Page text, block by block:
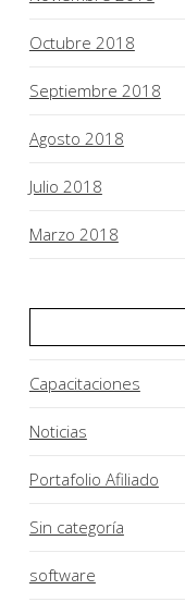
Octubre 2018
Septiembre 2018
Agosto 2018
Julio 2018
Marzo 2018
Capacitaciones
Noticias
Portafolio Afiliado
Sin categoría
software